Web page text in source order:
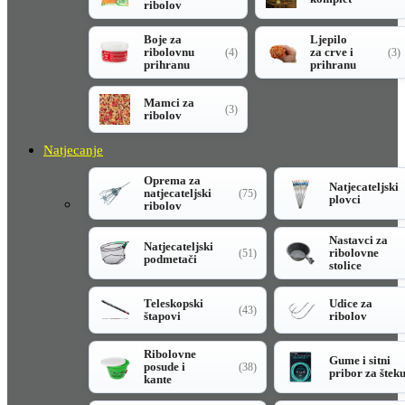
ribolov
Boje za
ribolovnu
prihranu
(4)
Ljepilo
za crve i
prihranu
(3)
Mamci za
ribolov
(3)
Natjecanje
Oprema za
natjecateljski
ribolov
(75)
Natjecateljski
plovci
Natjecateljski
podmetači
(51)
Nastavci za
ribolovne
stolice
Teleskopski
štapovi
(43)
Udice za
ribolov
Ribolovne
posude i
kante
(38)
Gume i sitni
pribor za šteku